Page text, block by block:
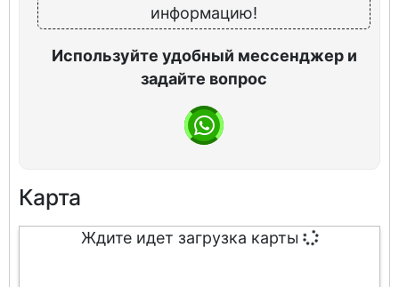
информацию!
Используйте удобный мессенджер и
задайте вопрос
Карта
Ждите идет загрузка карты